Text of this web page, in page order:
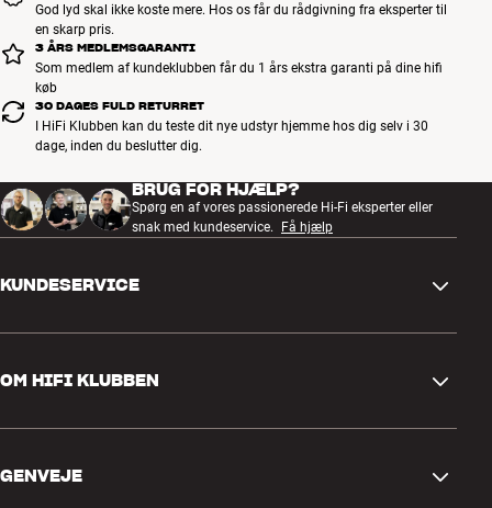
God lyd skal ikke koste mere. Hos os får du rådgivning fra eksperter til
en skarp pris.
3 ÅRS MEDLEMSGARANTI
Som medlem af kundeklubben får du 1 års ekstra garanti på dine hifi
køb
30 DAGES FULD RETURRET
I HiFi Klubben kan du teste dit nye udstyr hjemme hos dig selv i 30
dage, inden du beslutter dig.
BRUG FOR HJÆLP?
Spørg en af vores passionerede Hi-Fi eksperter eller
snak med kundeservice.
Få hjælp
KUNDESERVICE
Retur og reklamation
Fortryd ordre
OM HIFI KLUBBEN
GENVEJE